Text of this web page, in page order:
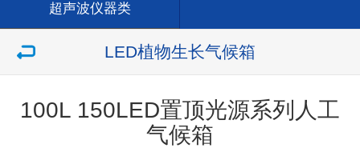
超声波仪器类
LED植物生长气候箱
100L 150LED置顶光源系列人工
气候箱